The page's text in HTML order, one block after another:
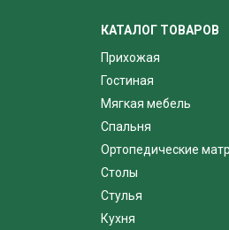
КАТАЛОГ ТОВАРОВ
Прихожая
Гостиная
Мягкая мебель
Спальня
Ортопедические
Столы
Стулья
Кухня